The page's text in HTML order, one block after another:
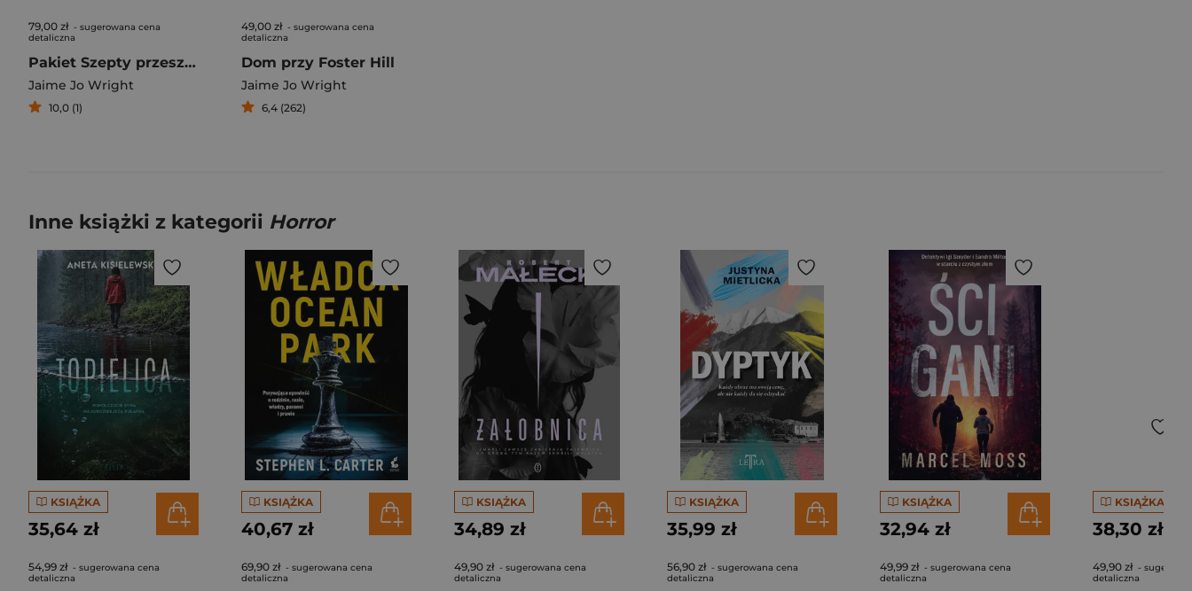
79,00 zł - sugerowana cena
detaliczna
Pakiet Szepty przeszłości
Jaime Jo Wright
10,0 (1)
49,00 zł - sugerowana cena
detaliczna
Dom przy Foster Hill
Jaime Jo Wright
6,4 (262)
Inne książki z kategorii Horror
KSIĄŻKA
35,64 zł
54,99 zł - sugerowana cena
detaliczna
KSIĄŻKA
40,67 zł
69,90 zł - sugerowana cena
detaliczna
KSIĄŻKA
34,89 zł
49,90 zł - sugerowana cena
detaliczna
KSIĄŻKA
35,99 zł
56,90 zł - sugerowana cena
detaliczna
KSIĄŻKA
32,94 zł
49,99 zł - sugerowana cena
detaliczna
KSIĄŻKA
38,30 zł
49,90 zł -
detaliczna